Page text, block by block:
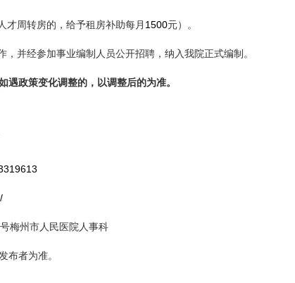
才周转房的，给予租房补助每月 1500元）。
，并经参加事业编制人员公开招聘，纳入我院正式编制。
遇政策变化调整的，以调整后的为准。
号梅州市人民医院人事科
布者为准。